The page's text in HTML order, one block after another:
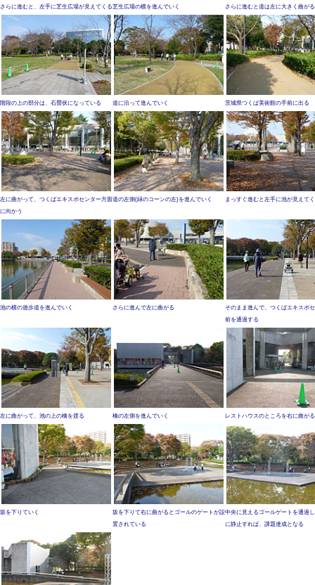
さらに進むと、左手に芝生広場が見えてくる芝生広場の横を進んでいく さらに進むと道は左に大きく曲がる
階段の上の部分は、石畳状になっている 道に沿って進んでいく 茨城県つくば美術館の手前に出る
左に曲がって、つくばエキスポセンター方面
に向かう
道の左側(緑のコーンの左)を進んでいく まっすぐ進むと左手に池が見えて
池の横の遊歩道を進んでいく さらに進んで左に曲がる
そのまま進んで、つくばエキスポ
前を通過する
左に曲がって、池の上の橋を渡る 橋の左側を進んでいく レストハウスのところを右に曲がる
坂を下りていく
坂を下りて右に曲がるとゴールのゲートが設
置されている
中央に見えるゴールゲートを通過
に静止すれば、課題達成となる